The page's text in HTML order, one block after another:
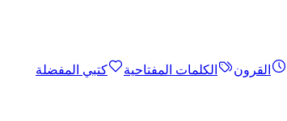
القرون الكلمات المفتاحية
كتبي المفضلة